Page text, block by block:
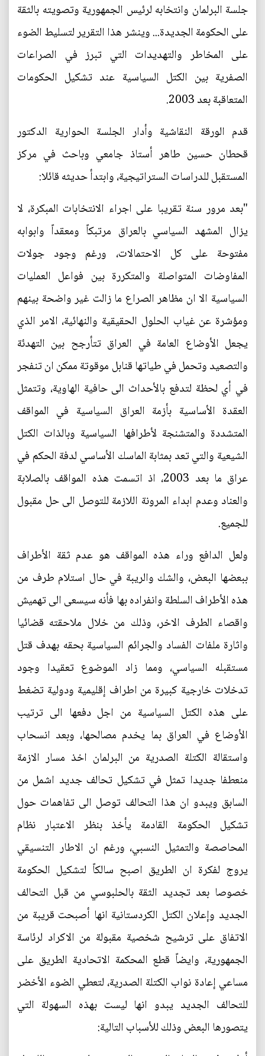
جلسة البرلمان وانتخابه لرئيس الجمهورية وتصويته بالثقة
على الحكومة الجديدة... وينشر هذا التقرير لتسليط الضوء
على المخاطر والتهديدات التي تبرز في الصراعات
الصفرية بين الكتل السياسية عند تشكيل الحكومات
المتعاقبة بعد 2003.
قدم الورقة النقاشية وأدار الجلسة الحوارية الدكتور
قحطان حسين طاهر أستاذ جامعي وباحث في مركز
المستقبل للدراسات الستراتيجية، وابتدأ حديثه قائلا:
"بعد مرور سنة تقريبا على اجراء الانتخابات المبكرة، لا
يزال المشهد السياسي بالعراق مرتبكاً ومعقداً وابوابه
مفتوحة على كل الاحتمالات، ورغم وجود جولات
المفاوضات المتواصلة والمتكررة بين فواعل العمليات
السياسية الا ان مظاهر الصراع ما زالت غير واضحة بينهم
ومؤشرة عن غياب الحلول الحقيقية والنهائية، الامر الذي
يجعل الأوضاع العامة في العراق تتأرجح بين التهدئة
والتصعيد وتحمل في طياتها قنابل موقوتة ممكن ان تنفجر
في أي لحظة لتدفع بالأحداث الى حافية الهاوية، وتتمثل
العقدة الأساسية بأزمة العراق السياسية في المواقف
المتشددة والمتشنجة لأطرافها السياسية وبالذات الكتل
الشيعية والتي تعد بمثابة الماسك الأساسي لدفة الحكم في
عراق ما بعد 2003، اذ اتسمت هذه المواقف بالصلابة
والعناد وعدم ابداء المرونة اللازمة للتوصل الى حل مقبول
للجميع.
ولعل الدافع وراء هذه المواقف هو عدم ثقة الأطراف
ببعضها البعض، والشك والريبة في حال استلام طرف من
هذه الأطراف السلطة وانفراده بها فأنه سيسعى الى تهميش
واقصاء الطرف الاخر، وذلك من خلال ملاحقته قضائيا
واثارة ملفات الفساد والجرائم السياسية بحقه بهدف قتل
مستقبله السياسي، ومما زاد الموضوع تعقيدا وجود
تدخلات خارجية كبيرة من اطراف إقليمية ودولية تضغط
على هذه الكتل السياسية من اجل دفعها الى ترتيب
الأوضاع في العراق بما يخدم مصالحها، وبعد انسحاب
واستقالة الكتلة الصدرية من البرلمان اخذ مسار الازمة
منعطفا جديدا تمثل في تشكيل تحالف جديد اشمل من
السابق ويبدو ان هذا التحالف توصل الى تفاهمات حول
تشكيل الحكومة القادمة يأخذ بنظر الاعتبار نظام
المحاصصة والتمثيل النسبي، ورغم ان الاطار التنسيقي
يروج لفكرة ان الطريق اصبح سالكاً لتشكيل الحكومة
خصوصا بعد تجديد الثقة بالحلبوسي من قبل التحالف
الجديد وإعلان الكتل الكردستانية انها أصبحت قريبة من
الاتفاق على ترشيح شخصية مقبولة من الاكراد لرئاسة
الجمهورية، وايضاً قطع المحكمة الاتحادية الطريق على
مساعي إعادة نواب الكتلة الصدرية، لتعطي الضوء الأخضر
للتحالف الجديد يبدو انها ليست بهذه السهولة التي
يتصورها البعض وذلك للأسباب التالية: